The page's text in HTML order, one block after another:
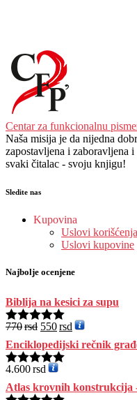
Centar za funkcionalnu
Naša misija je da nijedna
zapostavljena i zaboravljena
svaki čitalac - svoju knjigu!
Sledite nas
Kupovina
Uslovi korišćenja
Uslovi kupovine
Najbolje ocenjene
Biblija na kesici za supu
Ocenjeno
5.00od 5
770rsd 550rsd
Enciklopedijski rečnik
Ocenjeno
5.00od 5
4.600rsd
Atlas krovnih konstrukcija